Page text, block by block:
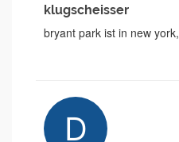
klugscheisser
bryant park ist in new york,